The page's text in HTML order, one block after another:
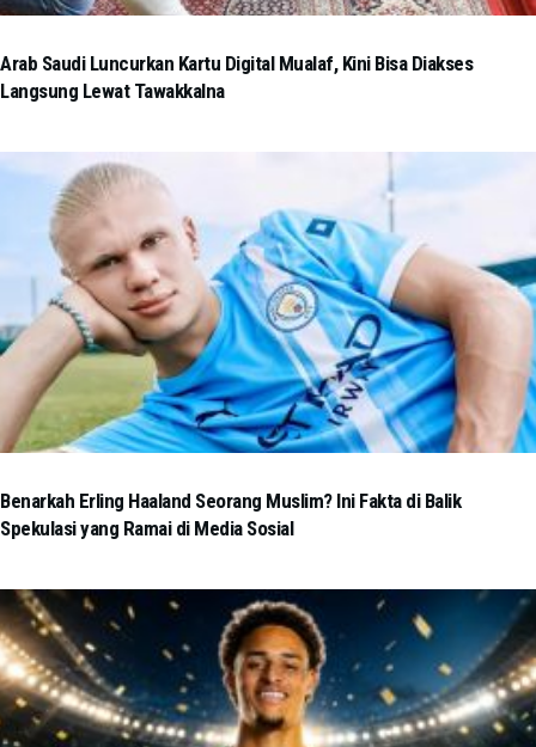
Arab Saudi Luncurkan Kartu Digital Mualaf, Kini Bisa Diakses
Langsung Lewat Tawakkalna
Benarkah Erling Haaland Seorang Muslim? Ini Fakta di Balik
Spekulasi yang Ramai di Media Sosial